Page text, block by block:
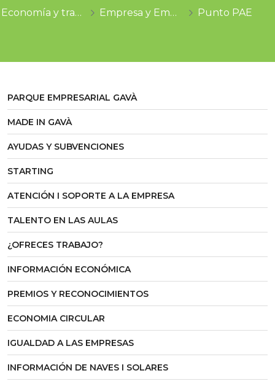
Economía y trabajo Empresa y Emprendimiento Punto PAE
PARQUE EMPRESARIAL GAVÀ
MADE IN GAVÀ
AYUDAS Y SUBVENCIONES
STARTING
ATENCIÓN I SOPORTE A LA EMPRESA
TALENTO EN LAS AULAS
¿OFRECES TRABAJO?
INFORMACIÓN ECONÓMICA
PREMIOS Y RECONOCIMIENTOS
ECONOMIA CIRCULAR
IGUALDAD A LAS EMPRESAS
INFORMACIÓN DE NAVES I SOLARES